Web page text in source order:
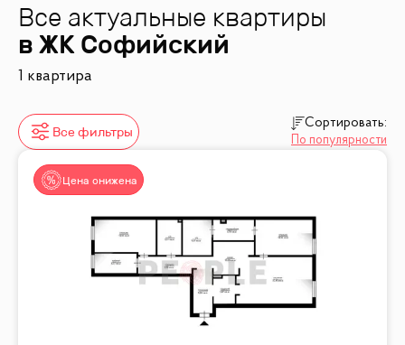
Все актуальные квартиры
в ЖК Софийский
1 квартира
Все фильтры
Сортировать:
По популярности
Цена снижена